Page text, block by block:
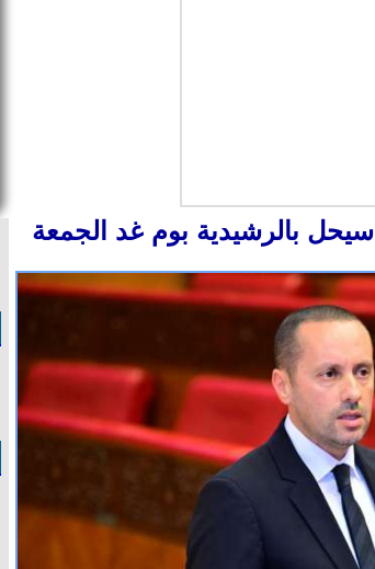
سيحل بالرشيدية بوم غد الجمعة